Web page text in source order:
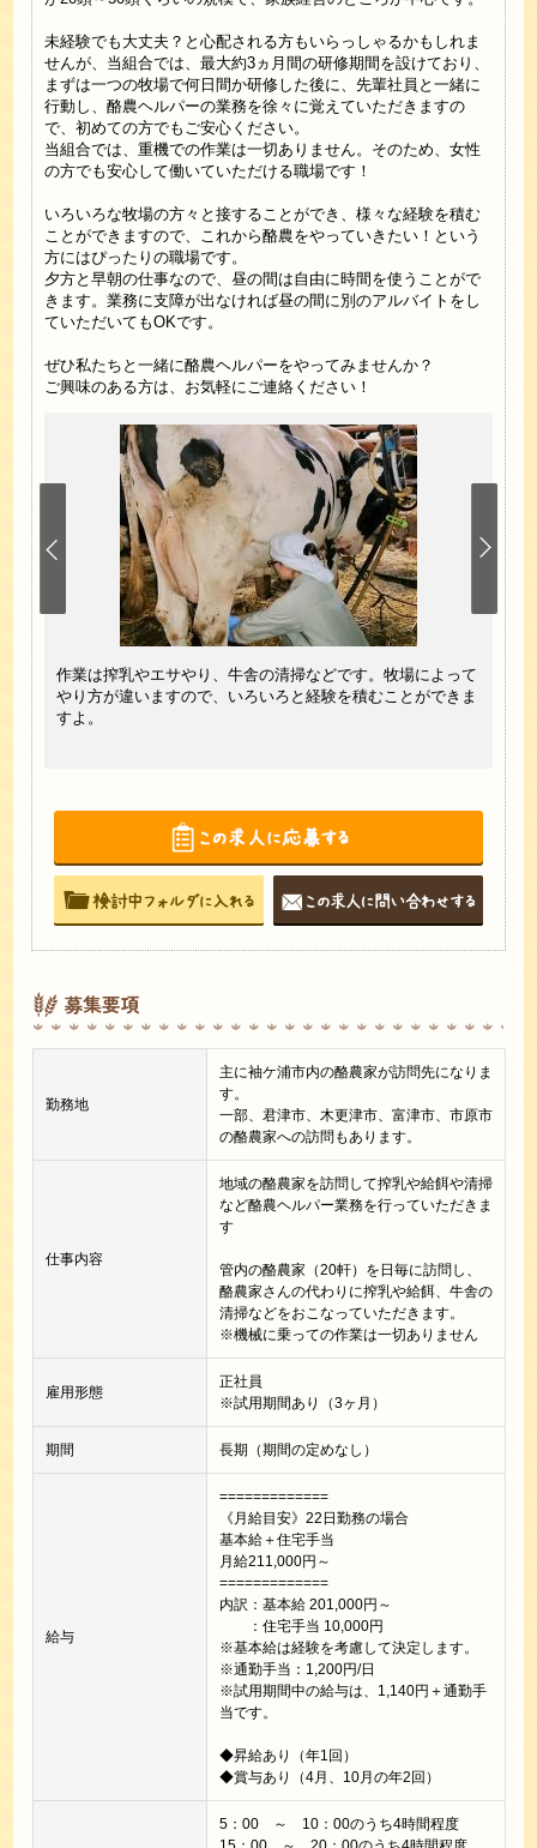
未経験でも大丈夫？と心配される方もいらっしゃるかもしれま
せんが、当組合では、最大約3ヵ月間の研修期間を設けており、
まずは一つの牧場で何日間か研修した後に、先輩社員と一緒に
行動し、酪農ヘルパーの業務を徐々に覚えていただきますの
で、初めての方でもご安心ください。
当組合では、重機での作業は一切ありません。そのため、女性
の方でも安心して働いていただける職場です！
いろいろな牧場の方々と接することができ、様々な経験を積む
ことができますので、これから酪農をやっていきたい！という
方にはぴったりの職場です。
夕方と早朝の仕事なので、昼の間は自由に時間を使うことがで
きます。業務に支障が出なければ昼の間に別のアルバイトをし
ていただいてもOKです。
ぜひ私たちと一緒に酪農ヘルパーをやってみませんか？
ご興味のある方は、お気軽にご連絡ください！
生
件
作業は搾乳やエサやり、牛舎の清掃などです。牧場によって
やり方が違いますので、いろいろと経験を積むことができま
すよ。
酪
し
募集要項
勤務地
主に袖ケ浦市内の酪農家が訪問先になりま
す。
一部、君津市、木更津市、富津市、市原市
の酪農家への訪問もあります。
仕事内容
地域の酪農家を訪問して搾乳や給餌や清掃
など酪農ヘルパー業務を行っていただきま
す
管内の酪農家（20軒）を日毎に訪問し、
酪農家さんの代わりに搾乳や給餌、牛舎の
清掃などをおこなっていただきます。
※機械に乗っての作業は一切ありません
雇用形態
正社員
※試用期間あり（3ヶ月）
期間 長期（期間の定めなし）
給与
=============
《月給目安》22日勤務の場合
基本給＋住宅手当
月給211,000円～
=============
内訳：基本給 201,000円～
：住宅手当 10,000円
※基本給は経験を考慮して決定します。
※通勤手当：1,200円/日
※試用期間中の給与は、1,140円＋通勤手
当です。
◆昇給あり（年1回）
◆賞与あり（4月、10月の年2回）
5：00 ～ 10：00のうち4時間程度